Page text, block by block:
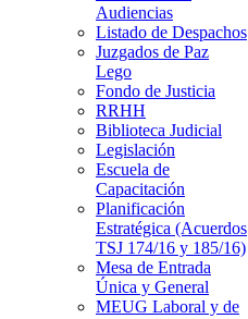
Audiencias
Listado de Despachos
Juzgados de Paz
Lego
Fondo de Justicia
RRHH
Biblioteca Judicial
Legislación
Escuela de
Capacitación
Planificación
Estratégica (Acuerdos
TSJ 174/16 y 185/16)
Mesa de Entrada
Única y General
MEUG Laboral y de